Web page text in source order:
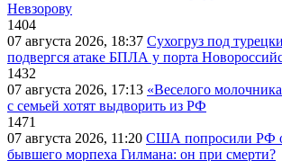
Невзорову
1404
07 августа 2026, 18:37 Сухогруз под
подвергся атаке БПЛА у порта
1432
07 августа 2026, 17:13 «Веселого
с семьей хотят выдворить из РФ
1471
07 августа 2026, 11:20 США попросили РФ
бывшего морпеха Гилмана: он при смерти?